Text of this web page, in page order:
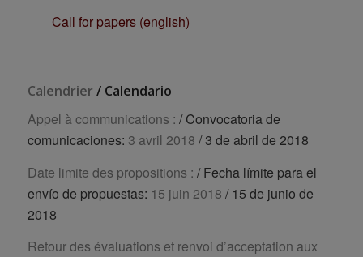
Call for papers (english)
Calendrier / Calendario
Appel à communications : / Convocatoria de
comunicaciones: 3 avril 2018 / 3 de abril de 2018
Date limite des propositions : / Fecha límite para el
envío de propuestas: 15 juin 2018 / 15 de junio de
2018
Retour des évaluations et renvoi d’acceptation aux